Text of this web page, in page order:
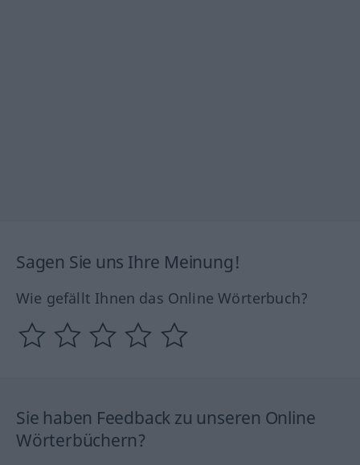
Sagen Sie uns Ihre Meinung!
Wie gefällt Ihnen das Online Wörterbuch?
Sie haben Feedback zu unseren Online
Wörterbüchern?